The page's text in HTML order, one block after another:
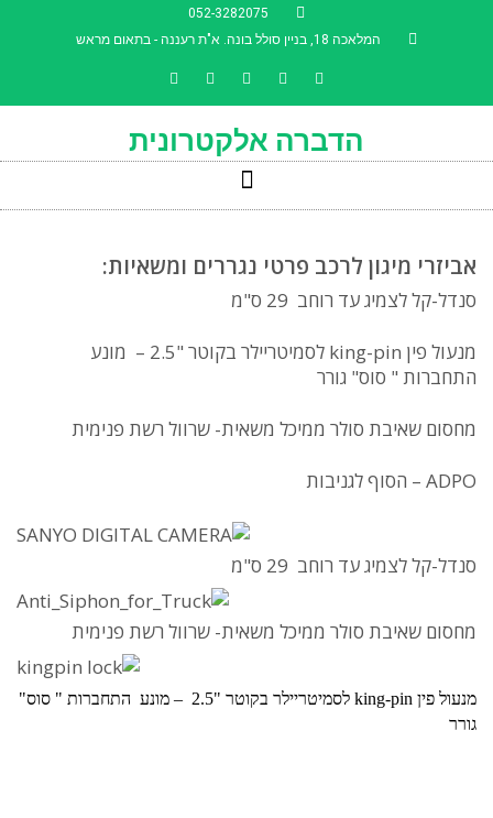
052-3282075
המלאכה 18, בניין סולל בונה. א"ת רעננה - בתאום מראש
הדברה אלקטרונית
אביזרי מיגון לרכב פרטי נגררים ומשאיות:
סנדל-קל לצמיג עד רוחב 29 ס"מ
מנעול פין king-pin לסמיטריילר בקוטר "2.5 – מונע
התחברות " סוס" גורר
מחסום שאיבת סולר ממיכל משאית- שרוול רשת פנימית
ADPO – הסוף לגניבות
סנדל-קל לצמיג עד רוחב 29 ס"מ
מחסום שאיבת סולר ממיכל משאית- שרוול רשת פנימית
מנעול פין king-pin לסמיטריילר בקוטר "2.5 – מונע התחברות " סוס"
גורר
סמן כותרות
צבע רקע
zoom_out זום (הקטנה)
remove_circle_outline הקטנת גופן
spellcheck גופן קריא
brightness_low ניגודיות כהה
format_underlined
לאפס
האפשרויות
cached